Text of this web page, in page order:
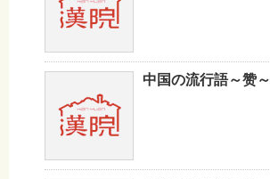
中国の流行語～赞～